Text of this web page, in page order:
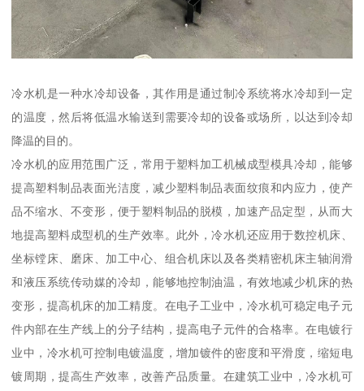
冷水机是一种水冷却设备，其作用是通过制冷系统将水冷却到一定
的温度，然后将低温水输送到需要冷却的设备或场所，以达到冷却
降温的目的。
冷水机的应用范围广泛，常用于塑料加工机械成型模具冷却，能够
提高塑料制品表面光洁度，减少塑料制品表面纹痕和内应力，使产
品不缩水、不变形，便于塑料制品的脱模，加速产品定型，从而大
地提高塑料成型机的生产效率。此外，冷水机还应用于数控机床、
坐标镗床、磨床、加工中心、组合机床以及各类精密机床主轴润滑
和液压系统传动媒的冷却，能够地控制油温，有效地减少机床的热
变形，提高机床的加工精度。在电子工业中，冷水机可稳定电子元
件内部在生产线上的分子结构，提高电子元件的合格率。在电镀行
业中，冷水机可控制电镀温度，增加镀件的密度和平滑度，缩短电
镀周期，提高生产效率，改善产品质量。在建筑工业中，冷水机可